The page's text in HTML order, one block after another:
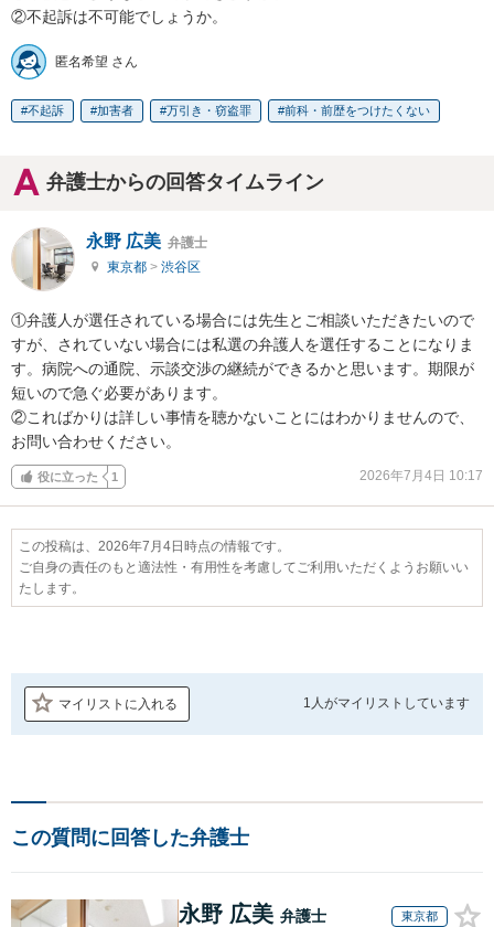
②不起訴は不可能でしょうか。
匿名希望 さん
不起訴 加害者 万引き・窃盗罪 前科・前歴をつけたくない
弁護士からの回答タイムライン
永野 広美 弁護士
東京都 > 渋谷区
①弁護人が選任されている場合には先生とご相談いただきたいので
すが、されていない場合には私選の弁護人を選任することになりま
す。病院への通院、示談交渉の継続ができるかと思います。期限が
短いので急ぐ必要があります。
②こればかりは詳しい事情を聴かないことにはわかりませんので、
お問い合わせください。
役に立った 1 2026年7月4日 10:17
この投稿は、2026年7月4日時点の情報です。
ご自身の責任のもと適法性・有用性を考慮してご利用いただくようお願いい
たします。
マイリストに入れる 1人がマイリストしています
この質問に回答した弁護士
永野 広美 弁護士 東京都